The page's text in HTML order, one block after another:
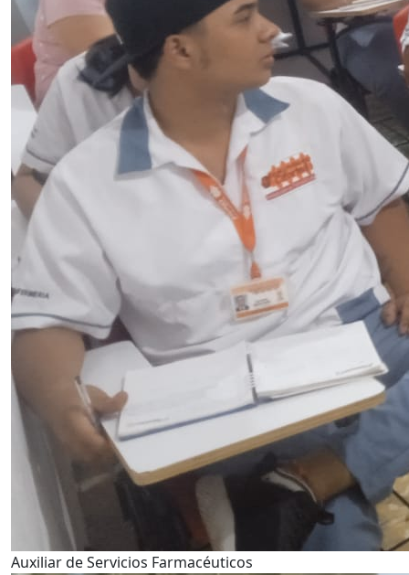
Auxiliar de Servicios Farmacéuticos